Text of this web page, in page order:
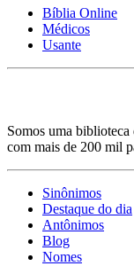
Bíblia Online
Médicos
Usante
Somos uma
com mais de 200 mil
Sinônimos
Destaque do dia
Antônimos
Blog
Nomes